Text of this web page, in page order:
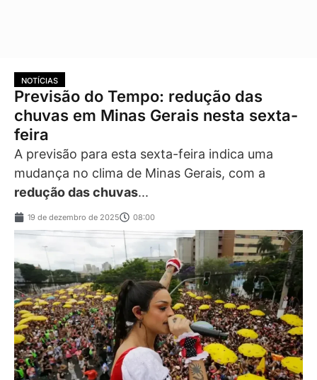
NOTÍCIAS
Previsão do Tempo: redução das
chuvas em Minas Gerais nesta sexta-
feira
A previsão para esta sexta-feira indica uma
mudança no clima de Minas Gerais, com a
redução das chuvas...
19 de dezembro de 2025 08:00